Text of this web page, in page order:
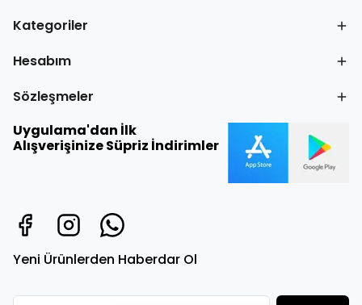
Kategoriler
Hesabım
Sözleşmeler
Uygulama'dan İlk
Alışverişinize Süpriz İndirimler
Yeni Ürünlerden Haberdar Ol